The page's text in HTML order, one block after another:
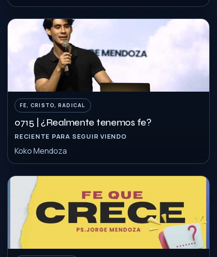
FE, CRISTO, RADICAL
0715 | ¿Realmente tenemos fe?
RECIENTE PARA SEGUIR VIENDO
Koko Mendoza